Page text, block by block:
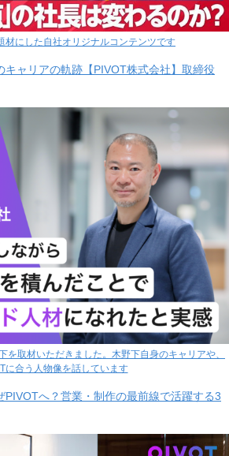
材にした自社オリジナルコンテンツです
キャリアの軌跡【PIVOT株式会社】取締役
を取材いただきました。木野下自身のキャリアや、
に合う人物像を話しています
PIVOTへ？営業・制作の最前線で活躍する3